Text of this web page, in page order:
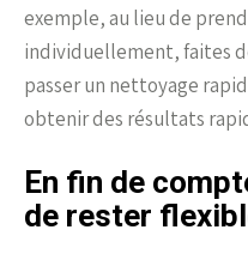
exemple, au lieu de
individuellement, faites
passer un nettoyage
obtenir des résultats
En fin de
de rester